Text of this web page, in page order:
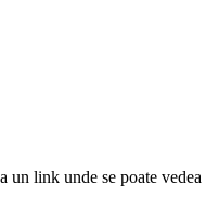
un link unde se poate vedea